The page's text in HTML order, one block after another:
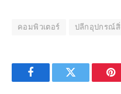
คอมพิวเตอร์ ปลีกอุปกรณ์
FacebookTwitter